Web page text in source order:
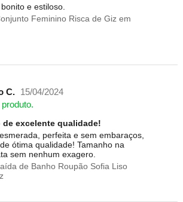
e estiloso.
Feminino Risca de Giz em
C.
15/04/2024
de excelente qualidade!
perfeita e sem embaraços,
ótima qualidade! Tamanho na
sem nenhum exagero.
de Banho Roupão Sofia Liso